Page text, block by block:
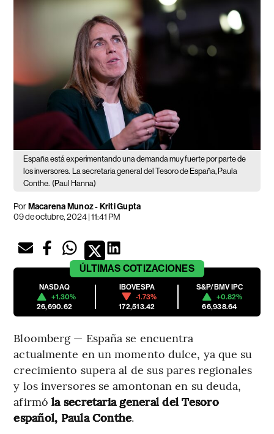
España está experimentando una demanda muy fuerte por parte de
los inversores.
La secretaria general del Tesoro de España, Paula
Conthe. (Paul Hanna)
PorMacarena Munoz - Kriti Gupta
09 de octubre, 2024 | 11:41 PM
ÚLTIMAS COTIZACIONES
NASDAQ
+1.30%
26,690.62
IBOVESPA
-1.73%
172,513.42
S&P/BMV IPC
+0.82%
66,938.64
Bloomberg — España se encuentra
actualmente en un momento dulce, ya que su
crecimiento supera al de sus pares regionales
y los inversores se amontonan en su deuda,
afirmóla secretaria general del Tesoro
español, Paula Conthe.